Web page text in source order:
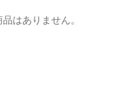
はありません。